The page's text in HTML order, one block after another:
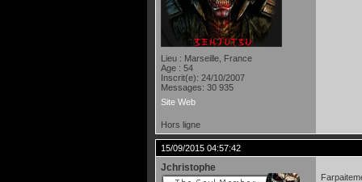
Lieu : Marseille, France
Age : 54
Inscrit(e): 24/10/2007
Messages: 30 935
Site Web
Hors ligne
15/09/2015 04:57:42
Jchristophe